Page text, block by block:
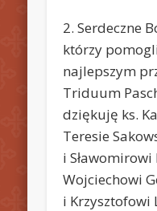
2. Serdeczne
którzy
najlepszym
Triduum
dziękuję ks.
Teresie
i
Wojciechowi
i Krzysztofowi